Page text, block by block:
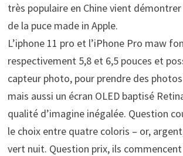
très populaire en Chine vient
de la puce made in Apple.
L’iphone 11 pro et l’iPhone Pro maw
respectivement 5,8 et 6,5 pouces et
capteur photo, pour prendre des
mais aussi un écran OLED baptisé
qualité d’imagine inégalée. Question
le choix entre quatre coloris – or,
vert nuit. Question prix, ils